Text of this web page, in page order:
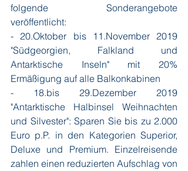
folgende Sonderangebote
veröffentlicht:
- 20.Oktober bis 11.November 2019
"Südgeorgien, Falkland und
Antarktische Inseln" mit 20%
Ermäßigung auf alle Balkonkabinen
- 18.bis 29.Dezember 2019
"Antarktische Halbinsel Weihnachten
und Silvester": Sparen Sie bis zu 2.000
Euro p.P. in den Kategorien Superior,
Deluxe und Premium. Einzelreisende
zahlen einen reduzierten Aufschlag von